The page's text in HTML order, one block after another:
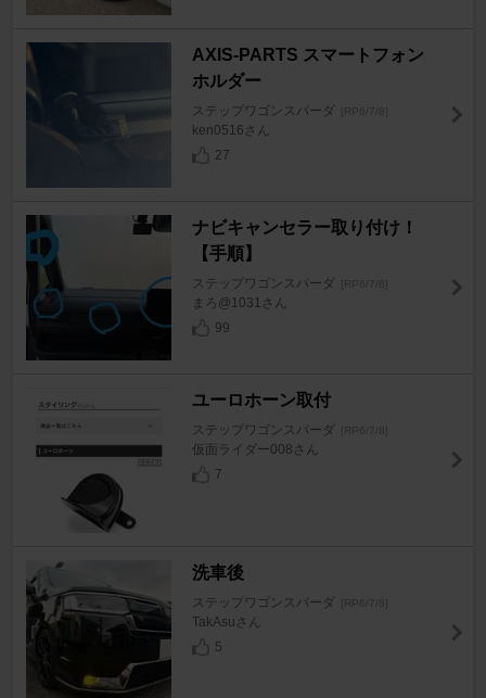
AXIS-PARTS スマートフォン
ホルダー
ステップワゴンスパーダ [RP6/7/8]
ken0516さん
27
ナビキャンセラー取り付け！
【手順】
ステップワゴンスパーダ [RP6/7/8]
まろ@1031さん
99
ユーロホーン取付
ステップワゴンスパーダ [RP6/7/8]
仮面ライダー008さん
7
洗車後
ステップワゴンスパーダ [RP6/7/8]
TakAsuさん
5